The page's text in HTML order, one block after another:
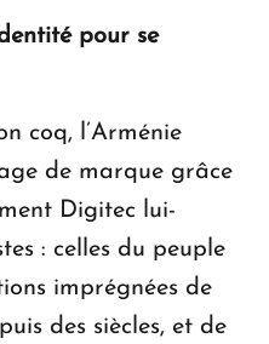
pour se
coq, l’Arménie
de marque grâce
Digitec lui-
: celles du peuple
imprégnées de
des siècles, et de